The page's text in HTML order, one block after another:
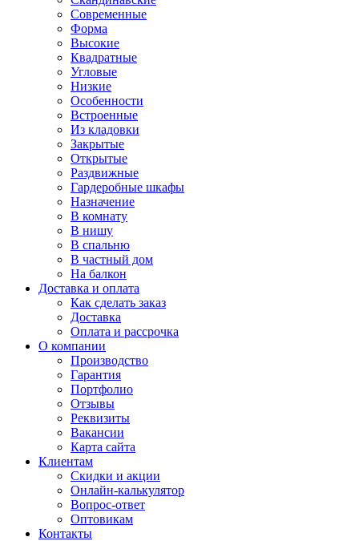
Современные
Форма
Высокие
Квадратные
Угловые
Низкие
Особенности
Встроенные
Из кладовки
Закрытые
Открытые
Раздвижные
Гардеробные шкафы
Назначение
В комнату
В нишу
В спальню
В частный дом
На балкон
Доставка и оплата
Как сделать заказ
Доставка
Оплата и рассрочка
О компании
Производство
Гарантия
Портфолио
Отзывы
Реквизиты
Вакансии
Карта сайта
Клиентам
Скидки и акции
Онлайн-калькулятор
Вопрос-ответ
Оптовикам
Контакты